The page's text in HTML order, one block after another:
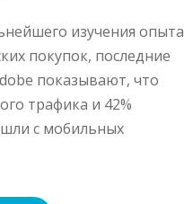
изучения опыта
покупок, последние
показывают, что
трафика и 42%
с мобильных